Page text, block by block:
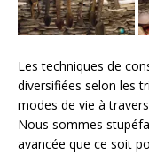
Les techniques de
diversifiées selon les
modes de vie à
Nous sommes
avancée que ce soit